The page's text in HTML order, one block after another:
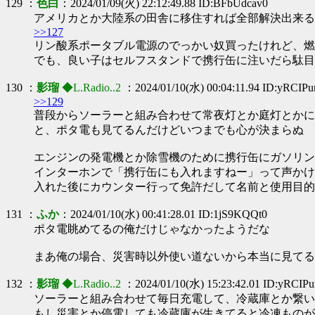
129 ： 色白
：2024/01/09(火) 22:12:49.88 ID:BFbUdcav0
アメリカとか大陸系の田舎に移住すれば全部解決出来
>>127
リン酸系ポータブル電源のでっかい奴買ったけれど、
でも、良い子はセルフスタンドで携行缶に注いだら駄
130 ： 影瑠 ◆L.Radio..2
：2024/01/10(水) 00:04:11.94
>>129
普段からソーラーと組み合わせて常夜灯とか庭灯とか
と、ポタ電も見てるんだけどいつまでも心が決まらぬ
エンジンの発電機とか除雪機のために携行缶にガソリ
インターホンで「携行缶にも入れますねー」って声か
入れた後にカウンター行って免許だして名前と使用目
131 ： ふか：2024/01/10(水) 00:41:28.01 ID:1jS9KQQt0
ポタ電眺めてるの俺だけじゃなかったようだな
まあ俺の場合、災害時以外使い道ないから本当に見
132 ： 影瑠 ◆L.Radio..2
：2024/01/10(水) 15:23:42.01
ソーラーと組み合わせて毎日充電して、冷蔵庫とか繋